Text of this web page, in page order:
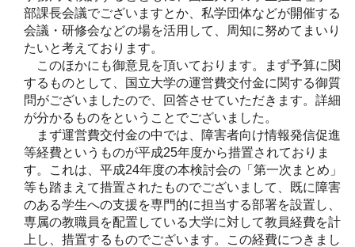
部課長会議でございますとか、私学団体などが開催する
会議・研修会などの場を活用して、周知に努めてまいり
たいと考えております。
このほかにも御意見を頂いております。まず予算に関
するものとして、国立大学の運営費交付金に関する御質
問がございましたので、回答させていただきます。詳細
が分かるものをということでございました。
まず運営費交付金の中では、障害者向け情報発信促進
等経費というものが平成25年度から措置されておりま
す。これは、平成24年度の本検討会の「第一次まとめ」
等も踏まえて措置されたものでございまして、既に障害
のある学生への支援を専門的に担当する部署を設置し、
専属の教職員を配置している大学に対して教員経費を計
上し、措置するものでございます。この経費につきまし